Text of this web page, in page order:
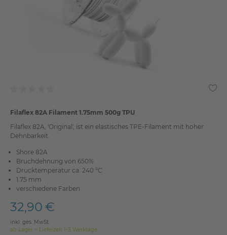
Filaflex 82A Filament 1.75mm 500g TPU
Filaflex 82A, 'Original', ist ein elastisches TPE-Filament mit hoher
Dehnbarkeit.
Shore 82A
Bruchdehnung von 650%
Drucktemperatur ca. 240 °C
1.75 mm
verschiedene Farben
32,90 €
inkl. ges. MwSt.
ab Lager > Lieferzeit 1-3 Werktage